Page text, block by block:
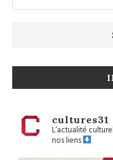
cultures31
L’actualité
nos liens